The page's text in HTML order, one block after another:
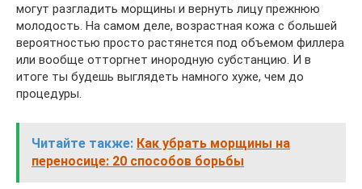
могут разгладить морщины и вернуть лицу прежнюю
молодость. На самом деле, возрастная кожа с большей
вероятностью просто растянется под объемом филлера
или вообще отторгнет инородную субстанцию. И в
итоге ты будешь выглядеть намного хуже, чем до
процедуры.
Читайте также: Как убрать морщины на
переносице: 20 способов борьбы